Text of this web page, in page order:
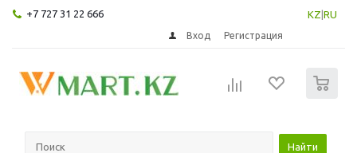
+7 727 31 22 666 KZ RU
Вход Регистрация
Найти